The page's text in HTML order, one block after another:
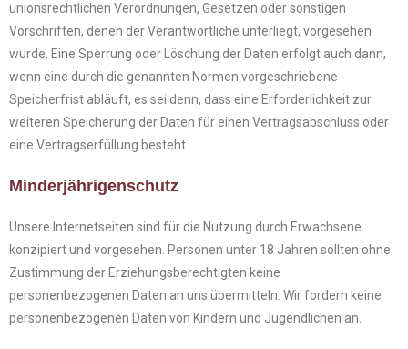
unionsrechtlichen Verordnungen, Gesetzen oder sonstigen
Vorschriften, denen der Verantwortliche unterliegt, vorgesehen
wurde. Eine Sperrung oder Löschung der Daten erfolgt auch dann,
wenn eine durch die genannten Normen vorgeschriebene
Speicherfrist abläuft, es sei denn, dass eine Erforderlichkeit zur
weiteren Speicherung der Daten für einen Vertragsabschluss oder
eine Vertragserfüllung besteht.
Minderjährigenschutz
Unsere Internetseiten sind für die Nutzung durch Erwachsene
konzipiert und vorgesehen. Personen unter 18 Jahren sollten ohne
Zustimmung der Erziehungsberechtigten keine
personenbezogenen Daten an uns übermitteln. Wir fordern keine
personenbezogenen Daten von Kindern und Jugendlichen an.